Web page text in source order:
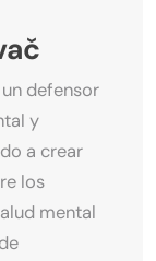
defensor
y
a crear
los
mental